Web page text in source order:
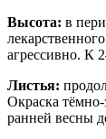
Высота: в
агрессивно. К
Листья:
Окраска
ранней весны